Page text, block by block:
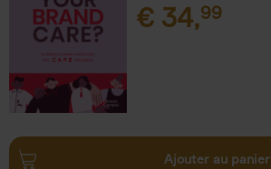
€ 34,99
Ajouter au panier